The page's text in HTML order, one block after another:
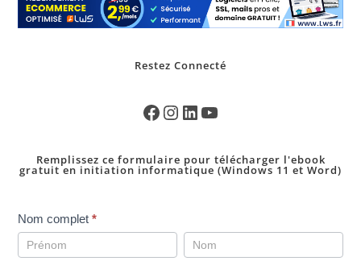
Restez Connecté
Remplissez ce formulaire pour télécharger l'ebook
gratuit en initiation informatique (Windows 11 et Word)
pop
up
telechargement
Nom complet*
Premier Dernier